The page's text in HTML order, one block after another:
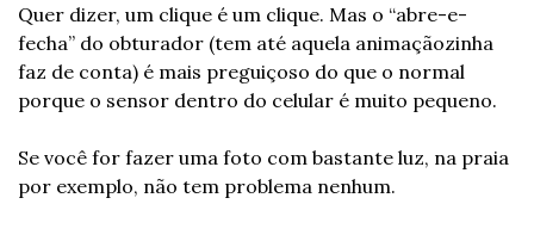
Quer dizer, um clique é um clique. Mas o “abre-e-
fecha” do obturador (tem até aquela animaçãozinha
faz de conta) é mais preguiçoso do que o normal
porque o sensor dentro do celular é muito pequeno.
Se você for fazer uma foto com bastante luz, na praia
por exemplo, não tem problema nenhum.